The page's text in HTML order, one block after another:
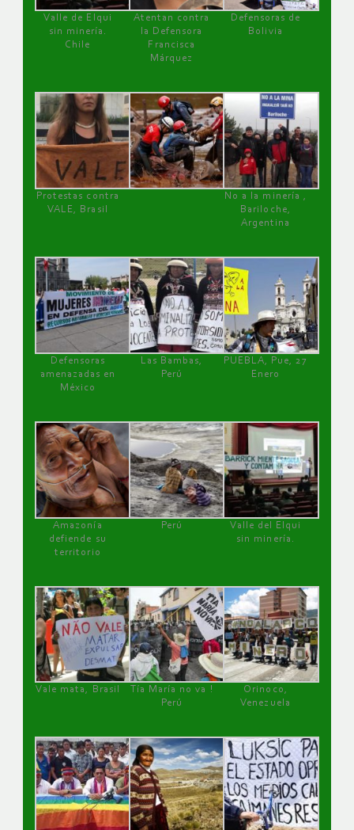
Valle de Elqui
sin minería.
Chile
Atentan contra
la Defensora
Francisca
Márquez
Defensoras de
Bolivia
Protestas contra
VALE, Brasil
No a la minería ,
Bariloche,
Argentina
Defensoras
amenazadas en
México
Las Bambas,
Perú
PUEBLA, Pue, 27
Enero
Amazonía
defiende su
territorio
Perú
Valle del Elqui
sin minería.
Vale mata, Brasil
Tía María no va !
Perú
Orinoco,
Venezuela